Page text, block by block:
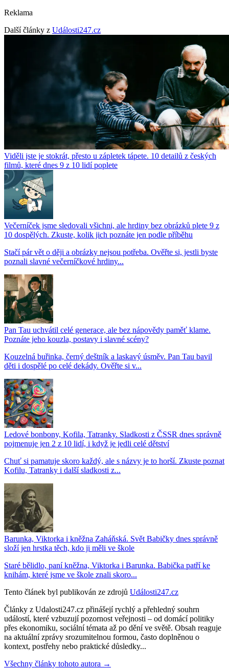
Reklama
Další články z Události247.cz
Viděli jste je stokrát, přesto u zápletek tápete. 10 detailů z českých
filmů, které dnes 9 z 10 lidí poplete
Večerníček jsme sledovali všichni, ale hrdiny bez obrázků plete 9 z
10 dospělých. Zkuste, kolik jich poznáte jen podle příběhu
Stačí pár vět o ději a obrázky nejsou potřeba. Ověřte si, jestli byste
poznali slavné večerníčkové hrdiny...
Pan Tau uchvátil celé generace, ale bez nápovědy paměť klame.
Poznáte jeho kouzla, postavy i slavné scény?
Kouzelná buřinka, černý deštník a laskavý úsměv. Pan Tau bavil
děti i dospělé po celé dekády. Ověřte si v...
Ledové bonbony, Kofila, Tatranky. Sladkosti z ČSSR dnes správně
pojmenuje jen 2 z 10 lidí, i když je jedli celé dětství
Chuť si pamatuje skoro každý, ale s názvy je to horší. Zkuste poznat
Kofilu, Tatranky i další sladkosti z...
Barunka, Viktorka i kněžna Zaháňská. Svět Babičky dnes správně
složí jen hrstka těch, kdo ji měli ve škole
Staré bělidlo, paní kněžna, Viktorka i Barunka. Babička patří ke
knihám, které jsme ve škole znali skoro...
Tento článek byl publikován ze zdrojů Události247.cz
Články z Udalosti247.cz přinášejí rychlý a přehledný souhrn
událostí, které vzbuzují pozornost veřejnosti – od domácí politiky
přes ekonomiku, sociální témata až po dění ve světě. Obsah reaguje
na aktuální zprávy srozumitelnou formou, často doplněnou o
kontext, postřehy nebo praktické důsledky...
Všechny články tohoto autora →